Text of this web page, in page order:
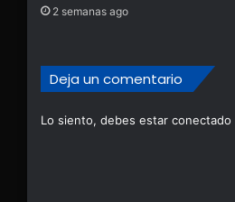
2 semanas ago
Deja un comentario
Lo siento, debes estar conectado